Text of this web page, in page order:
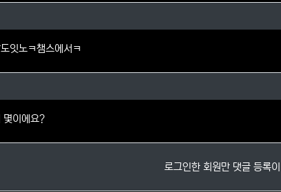
댓글
잇노ㅋ챔스에서ㅋ
글
몇이에요?
로그인한 회원만 댓글 등록